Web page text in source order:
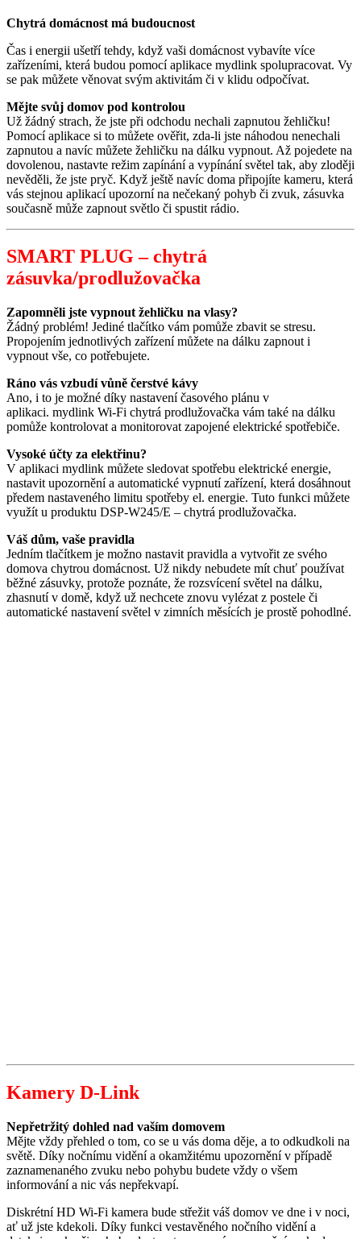
Chytrá domácnost má budoucnost
Čas i energii ušetří tehdy, když vaši domácnost vybavíte více
zařízeními, která budou pomocí aplikace mydlink spolupracovat. Vy
se pak můžete věnovat svým aktivitám či v klidu odpočívat.
Mějte svůj domov pod kontrolou
Už žádný strach, že jste při odchodu nechali zapnutou žehličku!
Pomocí aplikace si to můžete ověřit, zda-li jste náhodou nenechali
zapnutou a navíc můžete žehličku na dálku vypnout. Až pojedete na
dovolenou, nastavte režim zapínání a vypínání světel tak, aby zloději
nevěděli, že jste pryč. Když ještě navíc doma připojíte kameru, která
vás stejnou aplikací upozorní na nečekaný pohyb či zvuk, zásuvka
současně může zapnout světlo či spustit rádio.
SMART PLUG – chytrá
zásuvka/prodlužovačka
Zapomněli jste vypnout žehličku na vlasy?
Žádný problém! Jediné tlačítko vám pomůže zbavit se stresu.
Propojením jednotlivých zařízení můžete na dálku zapnout i
vypnout vše, co potřebujete.
Ráno vás vzbudí vůně čerstvé kávy
Ano, i to je možné díky nastavení časového plánu v
aplikaci. mydlink Wi‑Fi chytrá prodlužovačka vám také na dálku
pomůže kontrolovat a monitorovat zapojené elektrické spotřebiče.
Vysoké účty za elektřinu?
V aplikaci mydlink můžete sledovat spotřebu elektrické energie,
nastavit upozornění a automatické vypnutí zařízení, která dosáhnout
předem nastaveného limitu spotřeby el. energie. Tuto funkci můžete
využít u produktu DSP-W245/E – chytrá prodlužovačka.
Váš dům, vaše pravidla
Jedním tlačítkem je možno nastavit pravidla a vytvořit ze svého
domova chytrou domácnost. Už nikdy nebudete mít chuť používat
běžné zásuvky, protože poznáte, že rozsvícení světel na dálku,
zhasnutí v domě, když už nechcete znovu vylézat z postele či
automatické nastavení světel v zimních měsících je prostě pohodlné.
Kamery D-Link
Nepřetržitý dohled nad vaším domovem
Mějte vždy přehled o tom, co se u vás doma děje, a to odkudkoli na
světě. Díky nočnímu vidění a okamžitému upozornění v případě
zaznamenaného zvuku nebo pohybu budete vždy o všem
informování a nic vás nepřekvapí.
Diskrétní HD Wi-Fi kamera bude střežit váš domov ve dne i v noci,
ať už jste kdekoli. Díky funkci vestavěného nočního vidění a